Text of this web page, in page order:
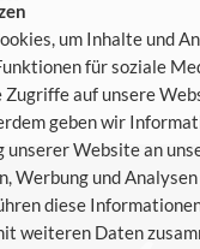
um Inhalte und
für soziale
Zugriffe auf unsere
geben wir
unserer Website an
Werbung und
diese
weiteren Daten